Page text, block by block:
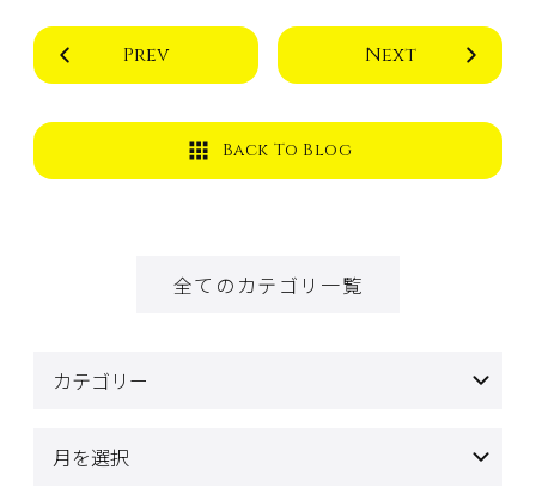
Prev Next
Back To Blog
全てのカテゴリ一覧